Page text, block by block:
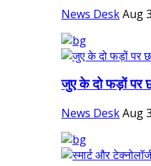
News DeskAug
जुए के दो फड़ों पर
News DeskAug